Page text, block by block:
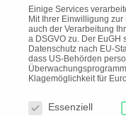
Einige Services
Mit Ihrer Einwilligung
auch der Verarbeitung
a DSGVO zu. Der EuGH
Datenschutz nach EU-
dass US-Behörden
Klagemöglichkeit für
Essenziell